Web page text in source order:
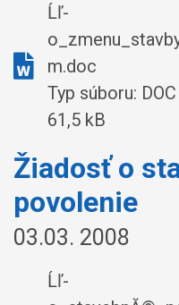
Ĺľ-
m.doc
Typ súboru:
61,5 kB
Žiadosť o
povolenie
03.03. 2008
Ĺľ-